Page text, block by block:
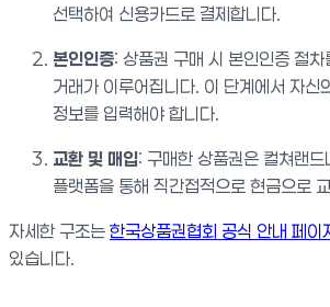
선택하여 신용카드로 결제합니다.
본인인증: 상품권 구매 시 본인인증 절
거래가 이루어집니다. 이 단계에서 자신
정보를 입력해야 합니다.
교환 및 매입: 구매한 상품권은 컬쳐랜
플랫폼을 통해 직간접적으로 현금으로
자세한 구조는 한국상품권협회 공식 안내 페이
있습니다.